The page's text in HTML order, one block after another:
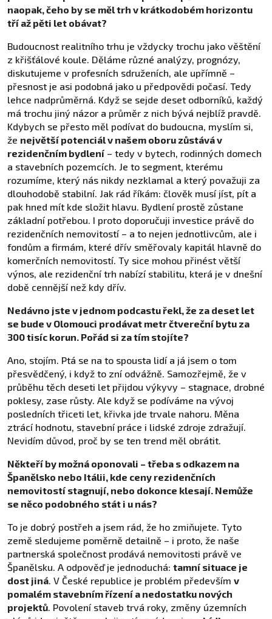
naopak, čeho by se měl trh v krátkodobém horizontu
tří až pěti let obávat?
Budoucnost realitního trhu je vždycky trochu jako věštění
z křišťálové koule. Děláme různé analýzy, prognózy,
diskutujeme v profesních sdruženích, ale upřímně –
přesnost je asi podobná jako u předpovědi počasí. Tedy
lehce nadprůměrná. Když se sejde deset odborníků, každý
má trochu jiný názor a průměr z nich bývá nejblíž pravdě.
Kdybych se přesto měl podívat do budoucna, myslím si,
že největší potenciál v našem oboru zůstává v
rezidenčním bydlení – tedy v bytech, rodinných domech
a stavebních pozemcích. Je to segment, kterému
rozumíme, který nás nikdy nezklamal a který považuji za
dlouhodobě stabilní. Jak rád říkám: člověk musí jíst, pít a
pak hned mít kde složit hlavu. Bydlení prostě zůstane
základní potřebou. I proto doporučuji investice právě do
rezidenčních nemovitostí – a to nejen jednotlivcům, ale i
fondům a firmám, které dřív směřovaly kapitál hlavně do
komerčních nemovitostí. Ty sice mohou přinést větší
výnos, ale rezidenční trh nabízí stabilitu, která je v dnešní
době cennější než kdy dřív.
Nedávno jste v jednom podcastu řekl, že za deset let
se bude v Olomouci prodávat metr čtvereční bytu za
300 tisíc korun. Pořád si za tím stojíte?
Ano, stojím. Ptá se na to spousta lidí a já jsem o tom
přesvědčený, i když to zní odvážně. Samozřejmě, že v
průběhu těch deseti let přijdou výkyvy – stagnace, drobné
poklesy, zase růsty. Ale když se podíváme na vývoj
posledních třiceti let, křivka jde trvale nahoru. Měna
ztrácí hodnotu, stavební práce i lidské zdroje zdražují.
Nevidím důvod, proč by se ten trend měl obrátit.
Někteří by možná oponovali – třeba s odkazem na
Španělsko nebo Itálii, kde ceny rezidenčních
nemovitostí stagnují, nebo dokonce klesají. Nemůže
se něco podobného stát i u nás?
To je dobrý postřeh a jsem rád, že ho zmiňujete. Tyto
země sledujeme poměrně detailně – i proto, že naše
partnerská společnost prodává nemovitosti právě ve
Španělsku. A odpověď je jednoduchá: tamní situace je
dost jiná. V České republice je problém především v
pomalém stavebním řízení a nedostatku nových
projektů. Povolení staveb trvá roky, změny územních